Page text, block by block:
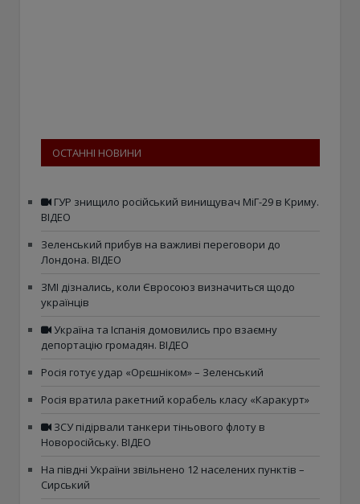
ОСТАННІ НОВИНИ
ГУР знищило російський винищувач МіГ-29 в Криму.
ВІДЕО
Зеленський прибув на важливі переговори до
Лондона. ВІДЕО
ЗМІ дізнались, коли Євросоюз визначиться щодо
українців
Україна та Іспанія домовились про взаємну
депортацію громадян. ВІДЕО
Росія готує удар «Орєшніком» – Зеленський
Росія вратила ракетний корабель класу «Каракурт»
ЗСУ підірвали танкери тіньового флоту в
Новоросійську. ВІДЕО
На півдні України звільнено 12 населених пунктів –
Сирський